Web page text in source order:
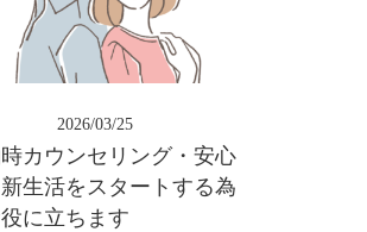
2026/03/25
カウンセリング・安心
新生活をスタートする為
に立ちます